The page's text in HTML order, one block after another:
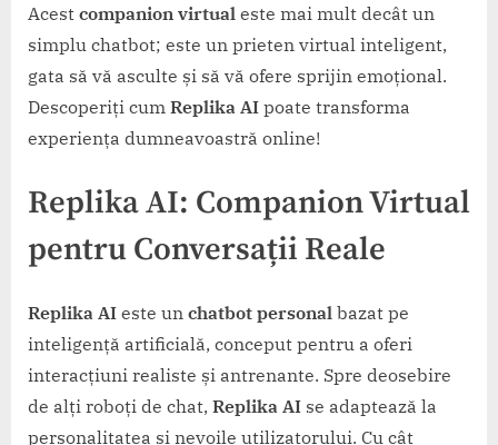
companion
pentru
sprijin
emoțional
Acest companion virtual este mai mult decât un
simplu chatbot; este un prieten virtual inteligent,
gata să vă asculte și să vă ofere sprijin emoțional.
Descoperiți cum Replika AI poate transforma
experiența dumneavoastră online!
Replika AI: Companion Virtual
pentru Conversații Reale
Replika AI este un chatbot personal bazat pe
inteligență artificială, conceput pentru a oferi
interacțiuni realiste și antrenante. Spre deosebire
de alți roboți de chat, Replika AI se adaptează la
personalitatea și nevoile utilizatorului. Cu cât